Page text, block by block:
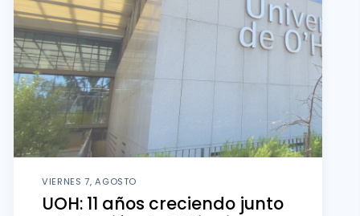
VIERNES 7, AGOSTO
UOH: 11 años creciendo junto